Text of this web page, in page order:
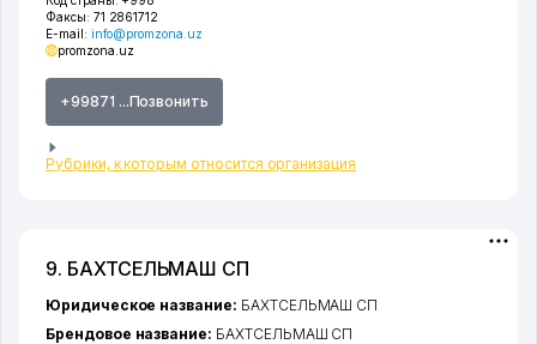
Факсы: 71 2861712
E-mail: info@promzona.uz
promzona.uz
+99871 ...Позвонить
Рубрики, к которым относится организация
9. БАХТСЕЛЬМАШ СП
Юридическое название: БАХТСЕЛЬМАШ СП
Брендовое название: БАХТСЕЛЬМАШ СП